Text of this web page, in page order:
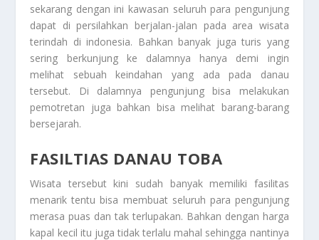
sekarang dengan ini kawasan seluruh para pengunjung
dapat di persilahkan berjalan-jalan pada area wisata
terindah di indonesia. Bahkan banyak juga turis yang
sering berkunjung ke dalamnya hanya demi ingin
melihat sebuah keindahan yang ada pada danau
tersebut. Di dalamnya pengunjung bisa melakukan
pemotretan juga bahkan bisa melihat barang-barang
bersejarah.
FASILTIAS DANAU TOBA
Wisata tersebut kini sudah banyak memiliki fasilitas
menarik tentu bisa membuat seluruh para pengunjung
merasa puas dan tak terlupakan. Bahkan dengan harga
kapal kecil itu juga tidak terlalu mahal sehingga nantinya